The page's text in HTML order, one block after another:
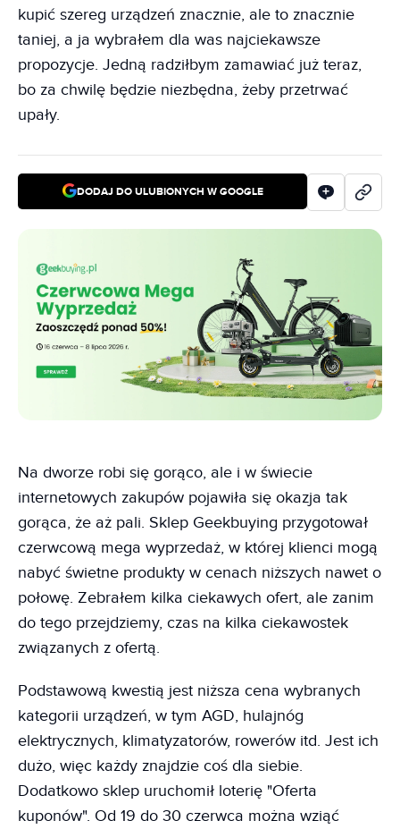
kupić szereg urządzeń znacznie, ale to znacznie
taniej, a ja wybrałem dla was najciekawsze
propozycje. Jedną radziłbym zamawiać już teraz,
bo za chwilę będzie niezbędna, żeby przetrwać
upały.
DODAJ DO ULUBIONYCH W GOOGLE
Na dworze robi się gorąco, ale i w świecie
internetowych zakupów pojawiła się okazja tak
gorąca, że aż pali. Sklep Geekbuying przygotował
czerwcową mega wyprzedaż, w której klienci mogą
nabyć świetne produkty w cenach niższych nawet o
połowę. Zebrałem kilka ciekawych ofert, ale zanim
do tego przejdziemy, czas na kilka ciekawostek
związanych z ofertą.
Podstawową kwestią jest niższa cena wybranych
kategorii urządzeń, w tym AGD, hulajnóg
elektrycznych, klimatyzatorów, rowerów itd. Jest ich
dużo, więc każdy znajdzie coś dla siebie.
Dodatkowo sklep uruchomił loterię "Oferta
kuponów". Od 19 do 30 czerwca można wziąć